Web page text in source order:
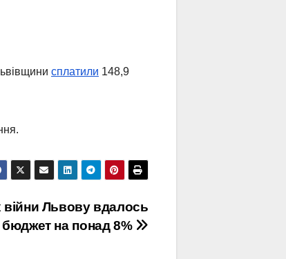
сплатили 148,9
Львову вдалось
на понад 8%